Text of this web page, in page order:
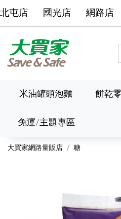
北屯店 國光店 網路店
米油罐頭泡麵 餅乾
免運/主題專區
大買家網路量販店 糖